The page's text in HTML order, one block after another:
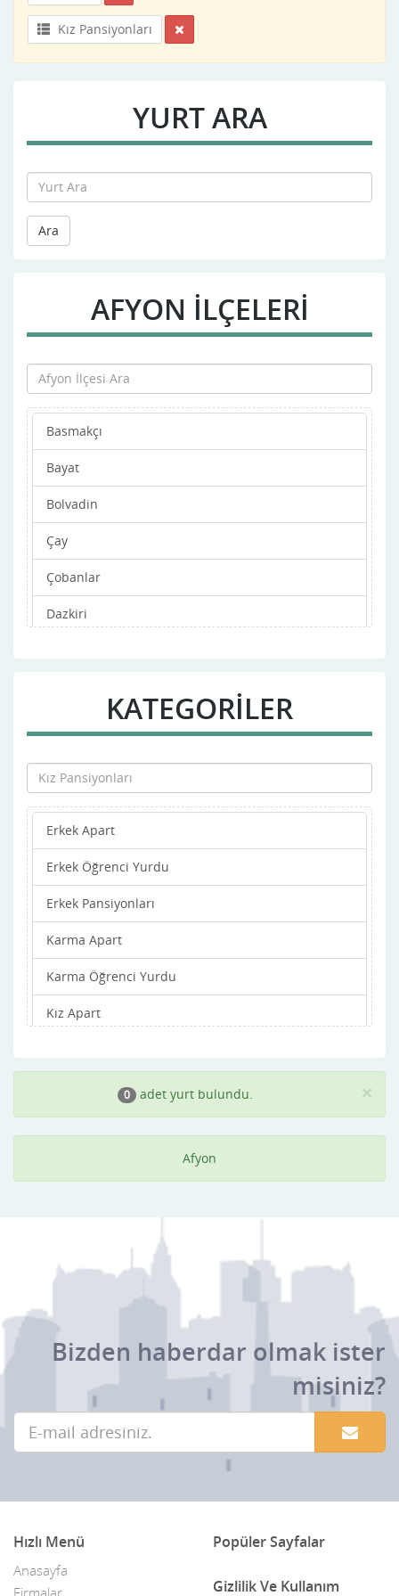
Kız Pansiyonları
YURT ARA
Ara
AFYON İLÇELERİ
Basmakçı
Bayat
Bolvadin
Çay
Çobanlar
Dazkiri
Hocalar
ihsaniye
iscehisar
Kızılören
Merkez
Sandıklı
Sinanpaşa
Sincanli
KATEGORİLER
Erkek Apart
Erkek Öğrenci Yurdu
Erkek Pansiyonları
Karma Apart
Karma Öğrenci Yurdu
Kız Apart
Kız Pansiyonları ×
0 adet yurt bulundu.
Afyon
Bizden haberdar olmak ister
misiniz?
Hızlı Menü
Anasayfa
Popüler Sayfalar
Gizlilik Ve Kullanım